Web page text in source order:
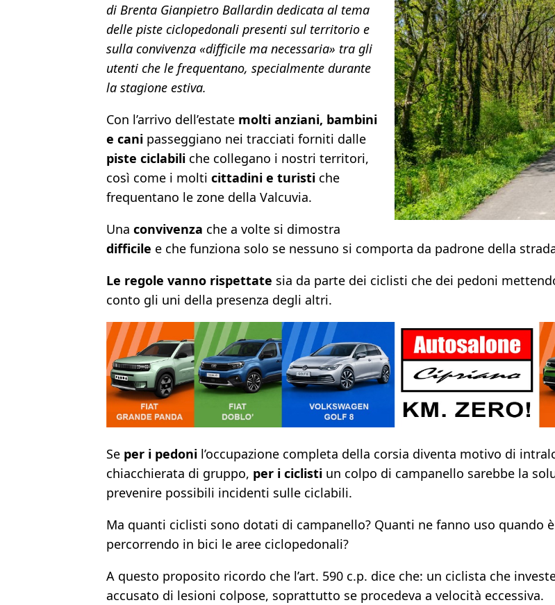
di Brenta Gianpietro Ballardin dedicata al tema
delle piste ciclopedonali presenti sul territorio e
sulla convivenza «difficile ma necessaria» tra gli
utenti che le frequentano, specialmente durante
la stagione estiva.
Con l’arrivo dell’estate molti anziani, bambini
e cani passeggiano nei tracciati forniti dalle
piste ciclabili che collegano i nostri territori,
così come i molti cittadini e turisti che
frequentano le zone della Valcuvia.
Una convivenza che a volte si dimostra
difficile e che funziona solo se nessuno si comporta da padrone della
Le regole vanno rispettate sia da parte dei ciclisti che dei pedoni
conto gli uni della presenza degli altri.
Se per i pedoni l’occupazione completa della corsia diventa motivo di
chiacchierata di gruppo, per i ciclisti un colpo di campanello sarebbe la
prevenire possibili incidenti sulle ciclabili.
Ma quanti ciclisti sono dotati di campanello? Quanti ne fanno uso quando
percorrendo in bici le aree ciclopedonali?
A questo proposito ricordo che l’art. 590 c.p. dice che: un ciclista che
accusato di lesioni colpose, soprattutto se procedeva a velocità eccessiva.